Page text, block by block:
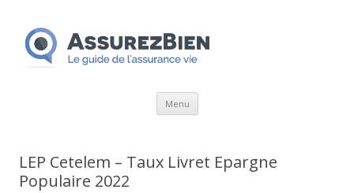
Menu Aller
LEP Cetelem – Taux Livret Epargne
Populaire 2022